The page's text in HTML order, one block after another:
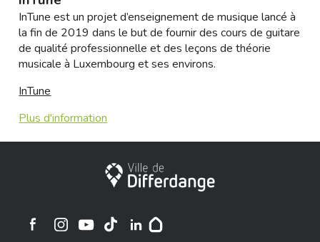
InTune est un projet d’enseignement de musique lancé à
la fin de 2019 dans le but de fournir des cours de guitare
de qualité professionnelle et des leçons de théorie
musicale à Luxembourg et ses environs.
InTune
Plus d'information
Ville de Differdange
Ville de Differdange sur Instagram